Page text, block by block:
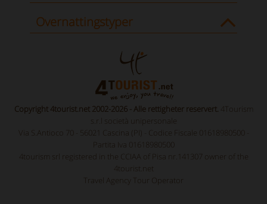
Overnattingstyper
Copyright 4tourist.net 2002-2026 - Alle rettigheter reservert. 4Tourism
s.r.l società unipersonale
Via S.Antioco 70 - 56021 Cascina (PI) - Codice Fiscale 01618980500 -
Partita Iva 01618980500
4tourism srl registered in the CCIAA of Pisa nr.141307 owner of the
4tourist.net
Travel Agency Tour Operator